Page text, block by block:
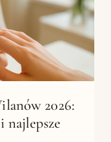
2026:
najlepsze